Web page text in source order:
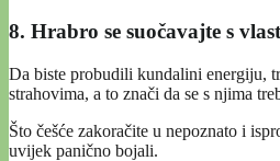
8. Hrabro se suočavajte s
Da biste probudili kundalini energiju,
strahovima, a to znači da se s njima
Što češće zakoračite u nepoznato i
uvijek panično bojali.